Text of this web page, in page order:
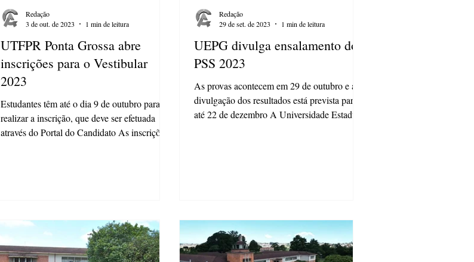
UTFPR Ponta Grossa abre
inscrições para o Vestibular
2023
Estudantes têm até o dia 9 de outubro para
realizar a inscrição, que deve ser efetuada
através do Portal do Candidato As inscrições
Redação
3 de out. de 2023
1 min de leitura
UEPG divulga ensalamento do
PSS 2023
As provas acontecem em 29 de outubro e a
divulgação dos resultados está prevista para
até 22 de dezembro A Universidade Estadual
Redação
29 de set. de 2023
1 min de leitura